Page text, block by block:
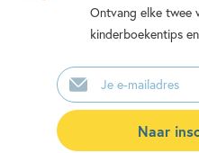
Ontvang elke twee
kinderboekentips
E-
mailadres
Naar